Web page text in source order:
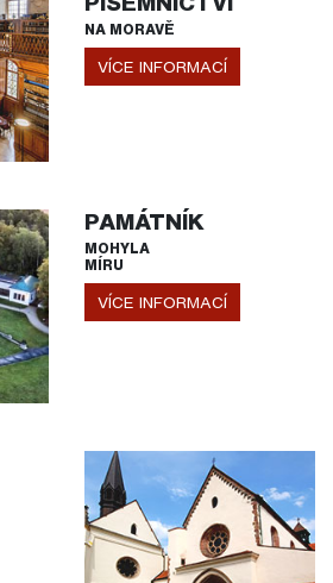
NA MORAVĚ
VÍCE INFORMACÍ
PAMÁTNÍK
MOHYLA
MÍRU
VÍCE INFORMACÍ